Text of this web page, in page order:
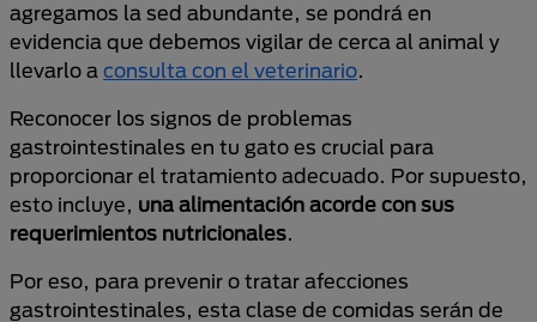
agregamos la sed abundante, se pondrá en
evidencia que debemos vigilar de cerca al animal y
llevarlo a consulta con el veterinario.
Reconocer los signos de problemas
gastrointestinales en tu gato es crucial para
proporcionar el tratamiento adecuado. Por supuesto,
esto incluye, una alimentación acorde con sus
requerimientos nutricionales.
Por eso, para prevenir o tratar afecciones
gastrointestinales, esta clase de comidas serán de